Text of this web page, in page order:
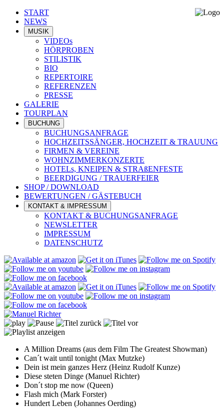
START
NEWS
MUSIK
VIDEOs
HÖRPROBEN
STILISTIK
BIO
REPERTOIRE
REFERENZEN
PRESSE
GALERIE
TOURPLAN
BUCHUNG
BUCHUNGSANFRAGE
HOCHZEITSSÄNGER, HOCHZEIT & TRAUUNG
FIRMEN & VEREINE
WOHNZIMMERKONZERTE
HOTELs, KNEIPEN & STRAßENFESTE
BEERDIGUNG / TRAUERFEIER
SHOP / DOWNLOAD
BEWERTUNGEN / GÄSTEBUCH
KONTAKT & IMPRESSUM
KONTAKT & BUCHUNGSANFRAGE
NEWSLETTER
IMPRESSUM
DATENSCHUTZ
A Million Dreams (aus dem Film The Greatest Showman)
Can´t wait until tonight (Max Mutzke)
Dein ist mein ganzes Herz (Heinz Rudolf Kunze)
Diese steten Dinge (Manuel Richter)
Don´t stop me now (Queen)
Flash mich (Mark Forster)
Hundert Leben (Johannes Oerding)